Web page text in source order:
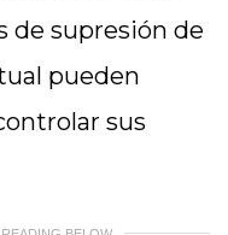
de supresión de
pueden
sus